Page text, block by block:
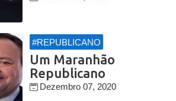
#REPUBLICANO
Um Maranhão
Republicano
Dezembro 07, 2020